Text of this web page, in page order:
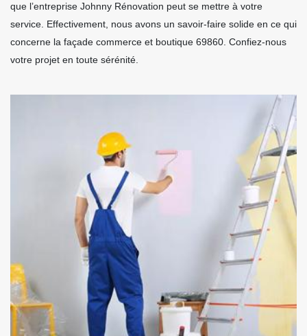
que l’entreprise Johnny Rénovation peut se mettre à votre
service. Effectivement, nous avons un savoir-faire solide en ce qui
concerne la façade commerce et boutique 69860. Confiez-nous
votre projet en toute sérénité.